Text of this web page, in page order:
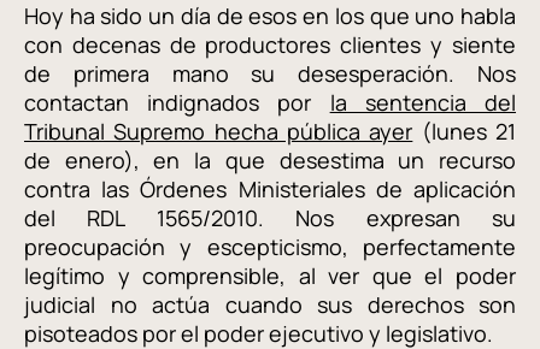
Hoy ha sido un día de esos en los que uno habla
con decenas de productores clientes y siente
de primera mano su desesperación. Nos
contactan indignados por la sentencia del
Tribunal Supremo hecha pública ayer (lunes 21
de enero), en la que desestima un recurso
contra las Órdenes Ministeriales de aplicación
del RDL 1565/2010. Nos expresan su
preocupación y escepticismo, perfectamente
legítimo y comprensible, al ver que el poder
judicial no actúa cuando sus derechos son
pisoteados por el poder ejecutivo y legislativo.